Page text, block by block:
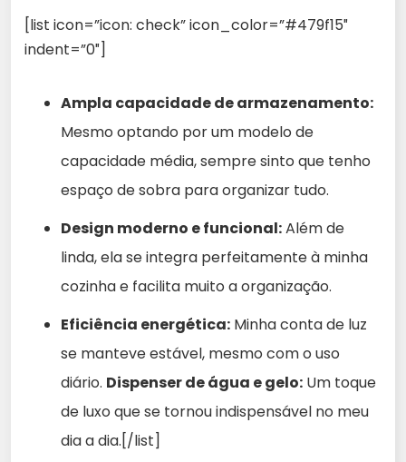
[list icon=”icon: check” icon_color=”#479f15″
indent=”0″]
Ampla capacidade de armazenamento:
Mesmo optando por um modelo de
capacidade média, sempre sinto que tenho
espaço de sobra para organizar tudo.
Design moderno e funcional:Além de
linda, ela se integra perfeitamente à minha
cozinha e facilita muito a organização.
Eficiência energética: Minha conta de luz
se manteve estável, mesmo com o uso
diário. Dispenser de água e gelo: Um toque
de luxo que se tornou indispensável no meu
dia a dia.[/list]